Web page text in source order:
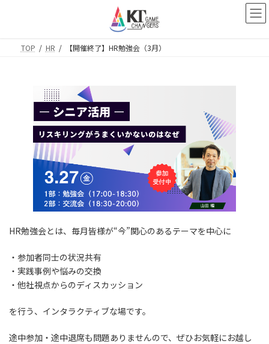
TOP HR 【開催終了】HR勉強会（3月）
HR勉強会とは、毎月皆様が“今”関心のあるテーマを中心に
・参加者同士の状況共有
・実践事例や悩みの交換
・他社視点からのディスカッション
を行う、インタラクティブな場です。
途中参加・途中退席も問題ありませんので、ぜひお気軽にお越し